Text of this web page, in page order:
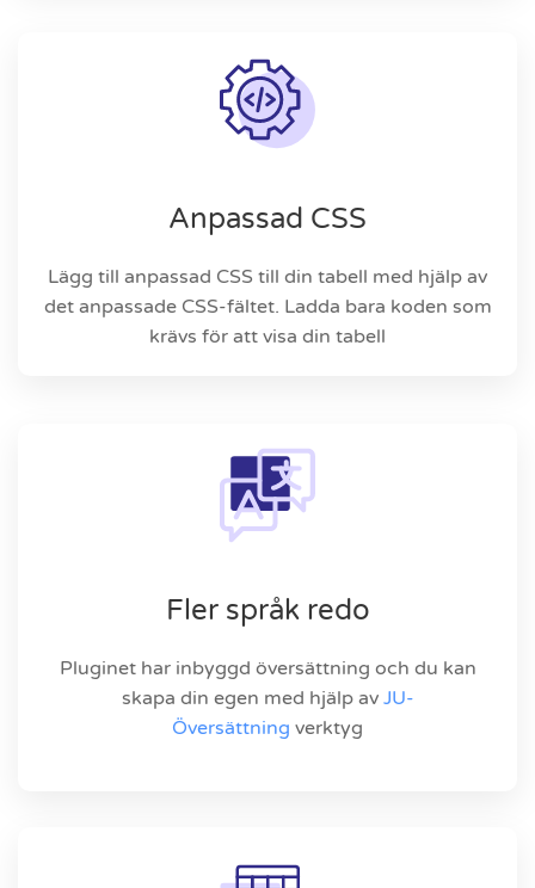
Anpassad CSS
Lägg till anpassad CSS till din tabell med hjälp av
det anpassade CSS-fältet. Ladda bara koden som
krävs för att visa din tabell
Fler språk redo
Pluginet har inbyggd översättning och du kan
skapa din egen med hjälp av JU-
Översättning verktyg